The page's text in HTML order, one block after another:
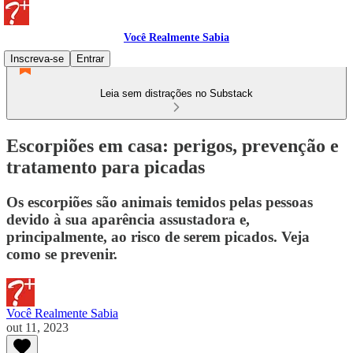
Você Realmente Sabia
Inscreva-se
Entrar
Leia sem distrações no Substack
Escorpiões em casa: perigos, prevenção e
tratamento para picadas
Os escorpiões são animais temidos pelas pessoas
devido à sua aparência assustadora e,
principalmente, ao risco de serem picados. Veja
como se prevenir.
Você Realmente Sabia
out 11, 2023